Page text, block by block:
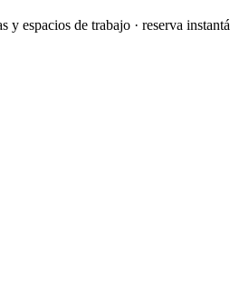
espacios de trabajo · reserva